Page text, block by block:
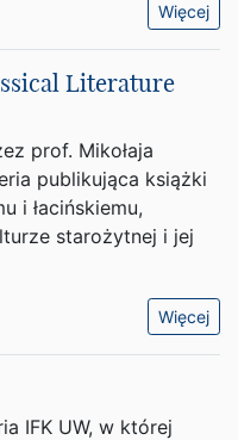
Więcej
Literature
prof. Mikołaja
publikująca książki
i łacińskiemu,
starożytnej i jej
Więcej
IFK UW, w której